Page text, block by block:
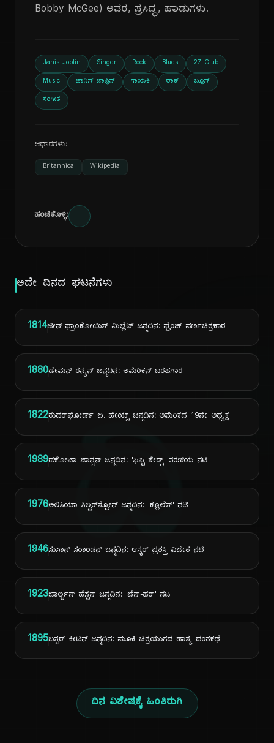
ದಿ
Bobby McGee) ಅವರ, ಪ್ರಸಿದ್ಧ, ಹಾಡುಗಳು.
Janis Joplin Singer Rock Blues 27 Club
Music ಜಾನಿಸ್ ಜಾಪ್ಲಿನ್ ಗಾಯಕಿ ರಾಕ್ ಬ್ಲೂಸ್
ಸಂಗೀತ
ಆಧಾರಗಳು:
Britannica Wikipedia
ಹಂಚಿಕೊಳ್ಳಿ:
ಅದೇ ದಿನದ ಘಟನೆಗಳು
1814ಜೀನ್-ಫ್ರಾಂಕೋಯಿಸ್ ಮಿಲ್ಲೆಟ್ ಜನ್ಮದಿನ: ಫ್ರೆಂಚ್ ವರ್ಣಚಿತ್ರಕಾರ
1880ಡೇಮನ್ ರನ್ಯನ್ ಜನ್ಮದಿನ: ಅಮೆರಿಕನ್ ಬರಹಗಾರ
1822ರುದರ್‌ಫೋರ್ಡ್ ಬಿ. ಹೇಯ್ಸ್ ಜನ್ಮದಿನ: ಅಮೆರಿಕದ 19ನೇ ಅಧ್ಯಕ್ಷ
1989ಡಕೋಟಾ ಜಾನ್ಸನ್ ಜನ್ಮದಿನ: 'ಫಿಫ್ಟಿ ಶೇಡ್ಸ್' ಸರಣಿಯ ನಟಿ
1976ಅಲಿಸಿಯಾ ಸಿಲ್ವರ್‌ಸ್ಟೋನ್ ಜನ್ಮದಿನ: 'ಕ್ಲೂಲೆಸ್' ನಟಿ
1946ಸುಸಾನ್ ಸರಾಂಡನ್ ಜನ್ಮದಿನ: ಆಸ್ಕರ್ ಪ್ರಶಸ್ತಿ ವಿಜೇತ ನಟಿ
1923ಚಾರ್ಲ್ಟನ್ ಹೆಸ್ಟನ್ ಜನ್ಮದಿನ: 'ಬೆನ್-ಹರ್' ನಟ
1895ಬಸ್ಟರ್ ಕೀಟನ್ ಜನ್ಮದಿನ: ಮೂಕಿ ಚಿತ್ರಯುಗದ ಹಾಸ್ಯ ದಂತಕಥೆ
ದಿನ ವಿಶೇಷಕ್ಕೆ ಹಿಂತಿರುಗಿ